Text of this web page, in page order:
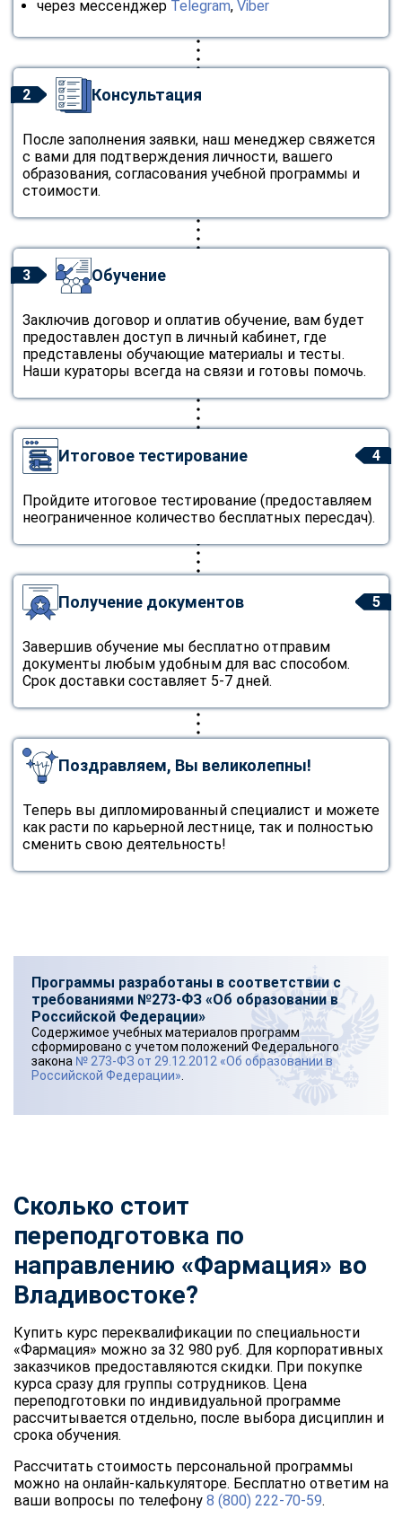
через мессенджер Telegram, Viber
2 Консультация
После заполнения заявки, наш менеджер свяжется
с вами для подтверждения личности, вашего
образования, согласования учебной программы и
стоимости.
3 Обучение
Заключив договор и оплатив обучение, вам будет
предоставлен доступ в личный кабинет, где
представлены обучающие материалы и тесты.
Наши кураторы всегда на связи и готовы помочь.
4
Итоговое тестирование
Пройдите итоговое тестирование (предоставляем
неограниченное количество бесплатных пересдач).
5
Получение документов
Завершив обучение мы бесплатно отправим
документы любым удобным для вас способом.
Срок доставки составляет 5-7 дней.
Поздравляем, Вы великолепны!
Теперь вы дипломированный специалист и можете
как расти по карьерной лестнице, так и полностью
сменить свою деятельность!
Программы разработаны в соответствии с
требованиями №273-ФЗ «Об образовании в
Российской Федерации»
Содержимое учебных материалов программ
сформировано с учетом положений Федерального
закона № 273-ФЗ от 29.12.2012 «Об образовании в
Российской Федерации»
Сколько стоит
переподготовка по
направлению «Фармация» во
Владивостоке?
Купить курс переквалификации по специальности
«Фармация» можно за 32 980 руб. Для корпоративных
заказчиков предоставляются скидки. При покупке
курса сразу для группы сотрудников. Цена
переподготовки по индивидуальной программе
рассчитывается отдельно, после выбора дисциплин и
срока обучения.
Рассчитать стоимость персональной программы
можно на онлайн-калькуляторе. Бесплатно ответим на
ваши вопросы по телефону 8 (800) 222-70-59.